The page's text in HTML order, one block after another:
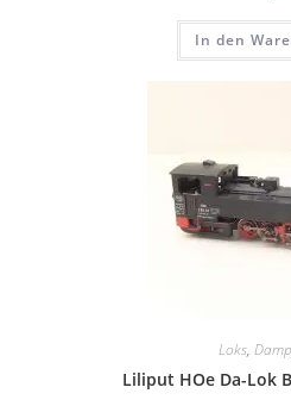
In den
Loks,
Liliput HOe Da-Lok